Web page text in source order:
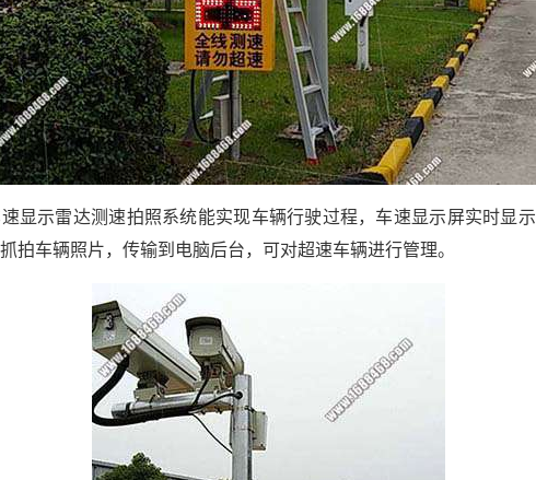
显示雷达测速拍照系统能实现车辆行驶过程，车速显示屏实时显
拍车辆照片，传输到电脑后台，可对超速车辆进行管理。